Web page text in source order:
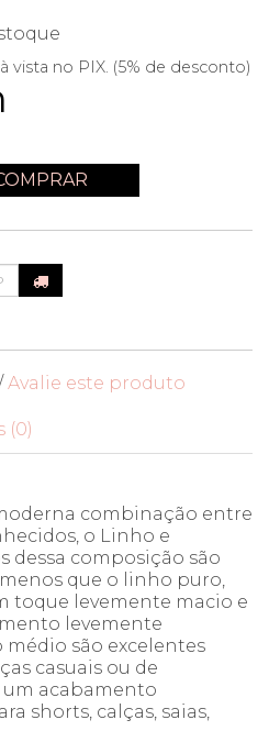
à vista no PIX. (5% de desconto)
Avalie este produto
(0)
combinação entre
o Linho e
dessa composição são
que o linho puro,
toque levemente macio e
levemente
médio são excelentes
casuais ou de
acabamento
shorts, calças, saias,